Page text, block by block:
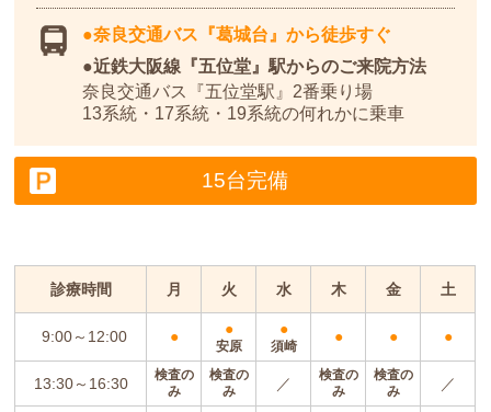
奈良交通バス『葛城台』から徒歩すぐ
近鉄大阪線『五位堂』駅からのご来院方法
奈良交通バス『五位堂駅』2番乗り場
13系統・17系統・19系統の何れかに乗車
15台完備
診療時間 月 火 水 木 金 土
9:00～12:00 ● ●
安原
●
須崎
● ● ●
13:30～16:30
検査の
み
検査の
み
／
検査の
み
検査の
み
／